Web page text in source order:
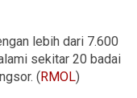
lebih dari 7.600
sekitar 20 badai
(RMOL)